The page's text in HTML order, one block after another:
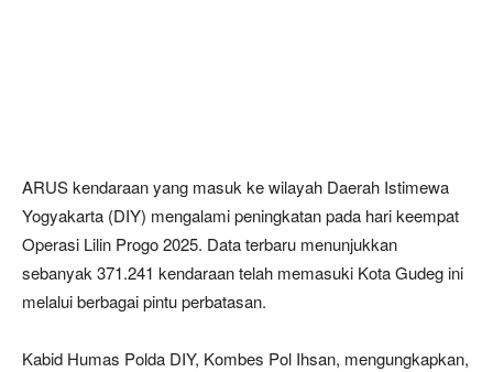
ARUS kendaraan yang masuk ke wilayah Daerah Istimewa
Yogyakarta (DIY) mengalami peningkatan pada hari keempat
Operasi Lilin Progo 2025. Data terbaru menunjukkan
sebanyak 371.241 kendaraan telah memasuki Kota Gudeg ini
melalui berbagai pintu perbatasan.
Kabid Humas Polda DIY, Kombes Pol Ihsan, mengungkapkan,